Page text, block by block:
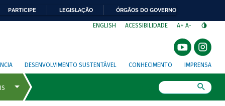
PARTICIPE LEGISLAÇÃO ÓRGÃOS DO GOVERNO
ENGLISH ACESSIBILIDADE A+ A-
DESENVOLVIMENTO SUSTENTÁVEL CONHECIMENTO IMPRENSA